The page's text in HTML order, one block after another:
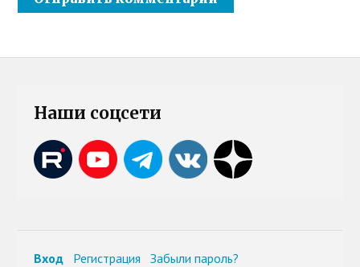
Наши соцсети
Вход Регистрация
Забыли пароль?